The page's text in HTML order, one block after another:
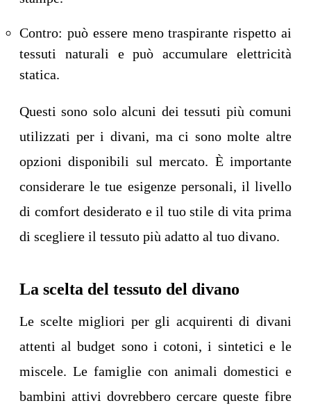
Contro: può essere meno traspirante rispetto ai
tessuti naturali e può accumulare elettricità
statica.
Questi sono solo alcuni dei tessuti più comuni
utilizzati per i divani, ma ci sono molte altre
opzioni disponibili sul mercato. È importante
considerare le tue esigenze personali, il livello
di comfort desiderato e il tuo stile di vita prima
di scegliere il tessuto più adatto al tuo divano.
La scelta del tessuto del divano
Le scelte migliori per gli acquirenti di divani
attenti al budget sono i cotoni, i sintetici e le
miscele. Le famiglie con animali domestici e
bambini attivi dovrebbero cercare queste fibre